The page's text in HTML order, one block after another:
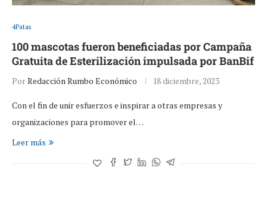
4Patas
100 mascotas fueron beneficiadas por Campaña
Gratuita de Esterilización impulsada por BanBif
PorRedacción Rumbo Económico 18 diciembre, 2023
Con el fin de unir esfuerzos e inspirar a otras empresas y
organizaciones para promover el…
Leer más